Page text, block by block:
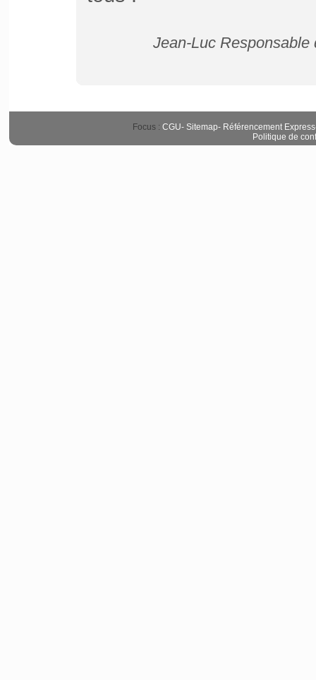
Jean-Luc
Focus : CGU- Sitemap- Référencement Express
Politique de